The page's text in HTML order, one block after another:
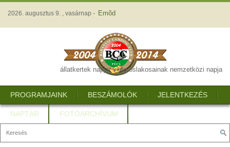
2026. augusztus 9. , vasárnap - Emõd
állatkertek napja, világ őslakosainak nemzetközi napja
PROGRAMJAINK BESZÁMOLÓK JELENTKEZÉS
NAPTÁR FOTÓARCHÍVUM